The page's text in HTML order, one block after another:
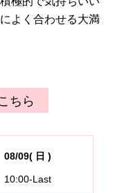
よく合わせる大満
ちら
08/09( 日 )
10:00-Last